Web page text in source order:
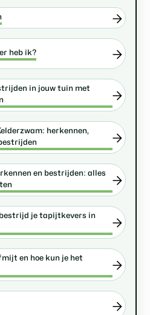
heb ik?
in jouw tuin met
herkennen,
en bestrijden: alles
bestrijd je tapijtkevers in
en hoe kun je het